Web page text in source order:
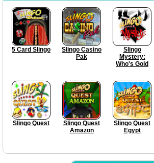
5 Card Slingo
Slingo Casino
Pak
Slingo
Mystery:
Who's Gold
Slingo Quest
Slingo Quest
Amazon
Slingo Quest
Egypt